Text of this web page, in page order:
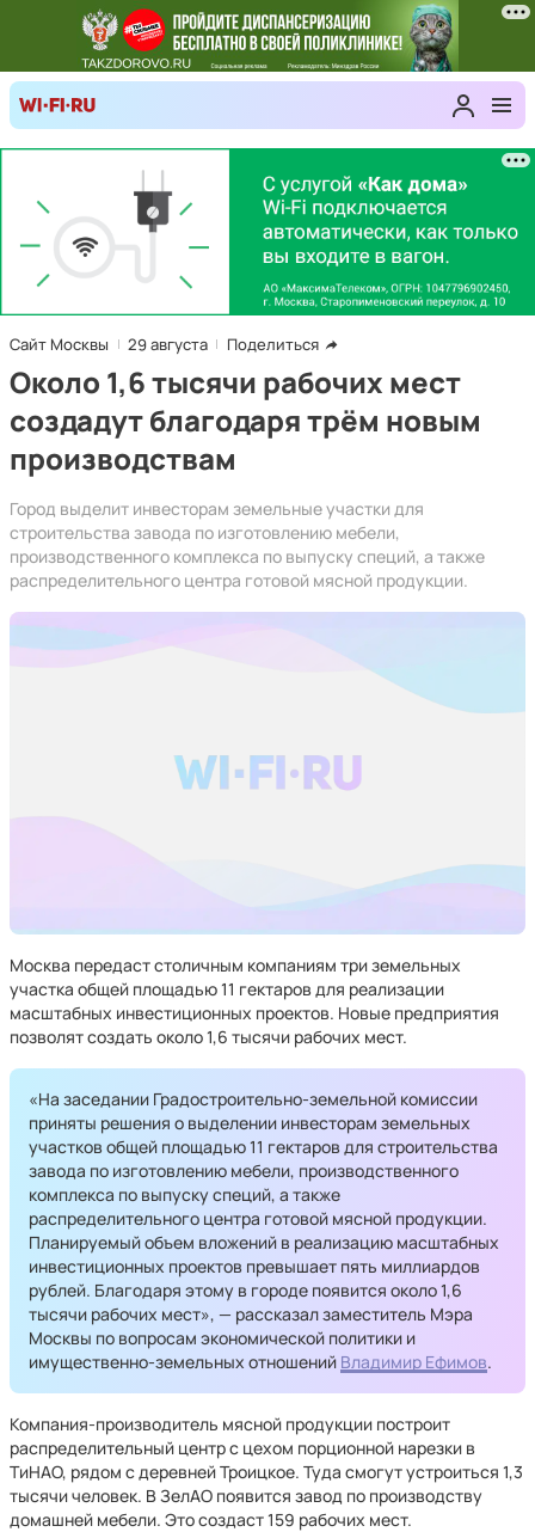
Сайт Москвы 29 августа Поделиться
Около 1,6 тысячи рабочих мест
создадут благодаря трём новым
производствам
Город выделит инвесторам земельные участки для
строительства завода по изготовлению мебели,
производственного комплекса по выпуску специй, а также
распределительного центра готовой мясной продукции.
Москва передаст столичным компаниям три земельных
участка общей площадью 11 гектаров для реализации
масштабных инвестиционных проектов. Новые предприятия
позволят создать около 1,6 тысячи рабочих мест.
«На заседании Градостроительно-земельной комиссии
приняты решения о выделении инвесторам земельных
участков общей площадью 11 гектаров для строительства
завода по изготовлению мебели, производственного
комплекса по выпуску специй, а также
распределительного центра готовой мясной продукции.
Планируемый объем вложений в реализацию масштабных
инвестиционных проектов превышает пять миллиардов
рублей. Благодаря этому в городе появится около 1,6
тысячи рабочих мест», — рассказал заместитель Мэра
Москвы по вопросам экономической политики и
имущественно-земельных отношений Владимир Ефимов.
Компания-производитель мясной продукции построит
распределительный центр с цехом порционной нарезки в
ТиНАО, рядом с деревней Троицкое. Туда смогут устроиться 1,3
тысячи человек. В ЗелАО появится завод по производству
домашней мебели. Это создаст 159 рабочих мест.